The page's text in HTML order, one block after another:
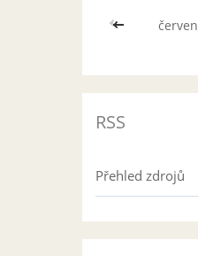
<< červen
RSS
Přehled zdrojů